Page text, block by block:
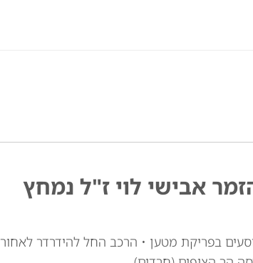
אבישי לוי ז"ל נמחץ
30, יצא מרכבו לסייע לנוסעים בפריקת מטען • הרכב החל להידרדר לאחור